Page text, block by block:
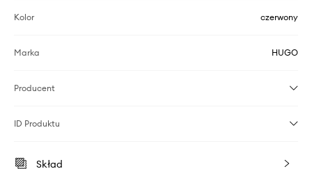
Kolor czerwony
Marka HUGO
Producent
ID Produktu
Skład